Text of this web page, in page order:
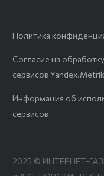
Политика
Согласие на
сервисов
Информация об
сервисов
2025 © ИНТЕРНЕТ-